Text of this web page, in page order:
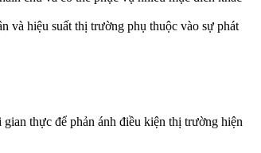
và hiệu suất thị trường phụ thuộc vào sự phát
thực để phản ánh điều kiện thị trường hiện